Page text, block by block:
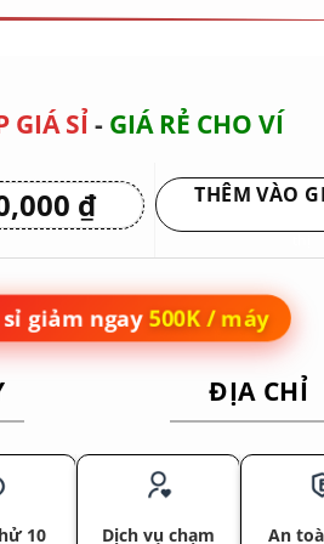
GIÁ SỈ- GIÁ RẺ CHO VÍ
₫Giá
tại
10,950,000 ₫.
THÊM VÀO
giảm ngay 500K / máy
ĐỊA CHỈ
10
Dịch vụ chạm
An